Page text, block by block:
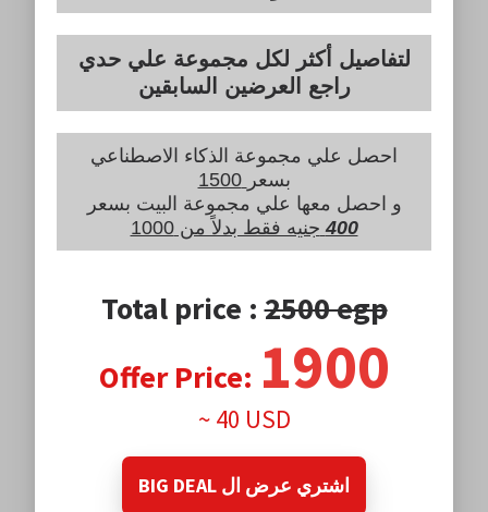
لتفاصيل أكثر لكل مجموعة علي حدي
راجع العرضين السابقين
احصل علي مجموعة الذكاء الاصطناعي
بسعر 1500
و احصل معها علي مجموعة البيت بسعر
400 جنيه فقط بدلاً من 1000
Total price :2500 egp
Offer Price: 1900
~ 40 USD
BIG DEAL اشتري عرض ال